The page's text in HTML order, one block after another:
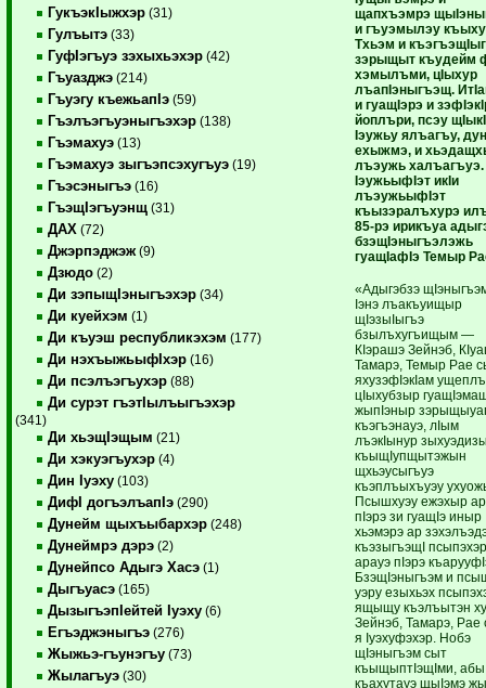
ГукъэкIыжхэр (31)
Гулъытэ (33)
ГуфIэгъуэ зэхыхьэхэр (42)
Гъуазджэ (214)
Гъуэгу къежьапIэ (59)
Гъэлъэгъуэныгъэхэр (138)
Гъэмахуэ (13)
Гъэмахуэ зыгъэпсэхугъуэ (19)
Гъэсэныгъэ (16)
ГъэщIэгъуэнщ (31)
ДАХ (72)
Джэрпэджэж (9)
Дзюдо (2)
Ди зэпыщIэныгъэхэр (34)
Ди куейхэм (1)
Ди къуэш республикэхэм (177)
Ди нэхъыжьыфIхэр (16)
Ди псэлъэгъухэр (88)
Ди сурэт гъэтIылъыгъэхэр
(341)
Ди хьэщIэщым (21)
Ди хэкуэгъухэр (4)
Дин Iуэху (103)
ДифI догъэлъапIэ (290)
Дунейм щыхъыбархэр (248)
Дунеймрэ дэрэ (2)
Дунейпсо Адыгэ Хасэ (1)
Дыгъуасэ (165)
ДызыгъэпIейтей Iуэху (6)
Егъэджэныгъэ (276)
Жыжьэ-гъунэгъу (73)
Жылагъуэ (30)
щапхъэмрэ
и гъуэмылэу
Тхьэм и
зэрыщыт къудейм
хэмылъми, цIыхур
лъапIэныгъэщ.
и гуащIэрэ и
йоплъри, псэу
Iэужьу ялъагъу,
ехыжмэ, и
лъэужь халъагъуэ.
IэужьыфIэт икIи
лъэужьыфIэт
къызэралъхурэ
85-рэ ирикъуа
бзэщIэныгъэлэжь
гуащIафIэ Темыр
«Адыгэбзэ
Iэнэ лъакъуищыр
щIэзыIыгъэ
бзылъхугъищым —
КIэрашэ Зейнэб,
Тамарэ, Темыр Рае
яхузэфIэкIам
цIыхубзыр
жыпIэныр
къэгъэнауэ, лIым
лъэкIынур
къыщIупщытэжын
щхьэусыгъуэ
къэплъыхъуэу
Псышхуэу ежэхыр
пIэрэ зи гуащIэ иныр
хьэмэрэ ар
къэзыгъэщI
арауэ пIэрэ
БзэщIэныгъэм и
уэру езыхьэх
ящыщу къэлъытэн
Зейнэб, Тамарэ, Рае
я Iуэхуфэхэр. Нобэ
щIэныгъэм сыт
къыщыптIэщIми,
къахутауэ щыIэмэ